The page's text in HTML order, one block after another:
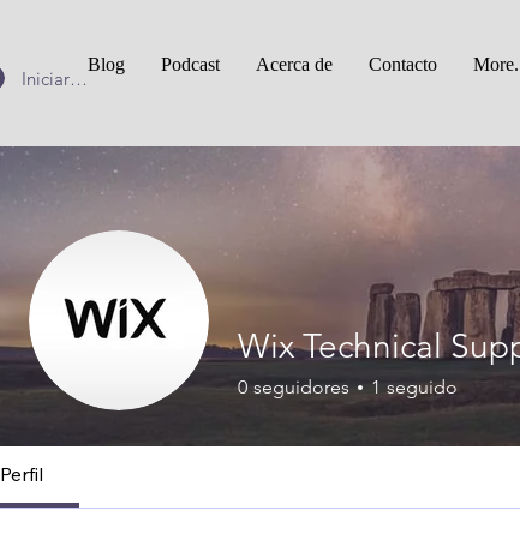
Blog Podcast Acerca de Contacto
Iniciar sesión
Wix Technical
0 seguidores 1 seguido
Perfil